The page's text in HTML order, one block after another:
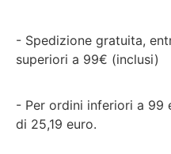
- Spedizione gratuita,
superiori a 99€ (inclusi)
- Per ordini inferiori a 99
di 25,19 euro.